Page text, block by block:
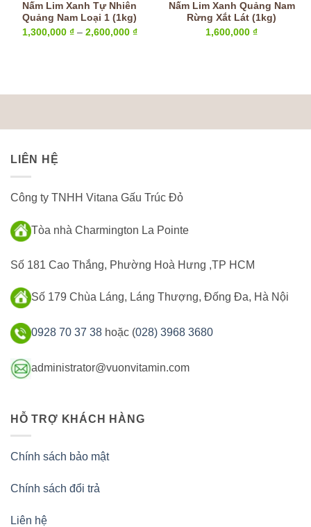
Nấm Lim Xanh Tự Nhiên
Quảng Nam Loại 1 (1kg)
1,300,000 ₫ – 2,600,000 ₫Khoảng
Nấm Lim Xanh Quảng Nam
Rừng Xắt Lát (1kg)
1,600,000 ₫
LIÊN HỆ
Công ty TNHH Vitana Gấu Trúc Đỏ
Tòa nhà Charmington La Pointe
Số 181 Cao Thắng, Phường Hoà Hưng ,TP HCM
Số 179 Chùa Láng, Láng Thượng, Đống Đa, Hà Nội
0928 70 37 38 hoặc (028) 3968 3680
administrator@vuonvitamin.com
HỖ TRỢ KHÁCH HÀNG
Chính sách bảo mật
Chính sách đổi trả
Liên hệ